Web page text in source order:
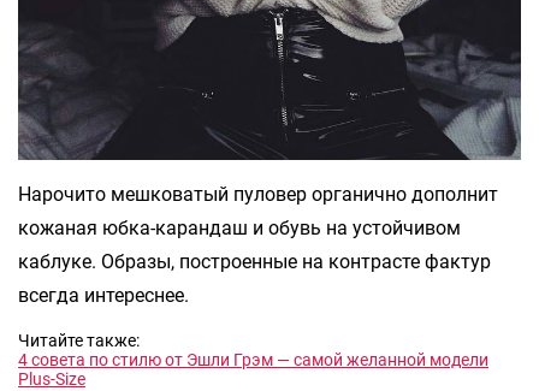
Нарочито мешковатый пуловер органично дополнит
кожаная юбка-карандаш и обувь на устойчивом
каблуке. Образы, построенные на контрасте фактур
всегда интереснее.
Читайте также:
4 совета по стилю от Эшли Грэм — самой желанной модели
Plus-Size